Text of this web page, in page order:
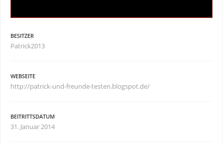
BESITZER
Patrick2013
WEBSEITE
http://patrick-und-freunde-testen.blogspot.de/
BEITRITTSDATUM
31. Januar 2014